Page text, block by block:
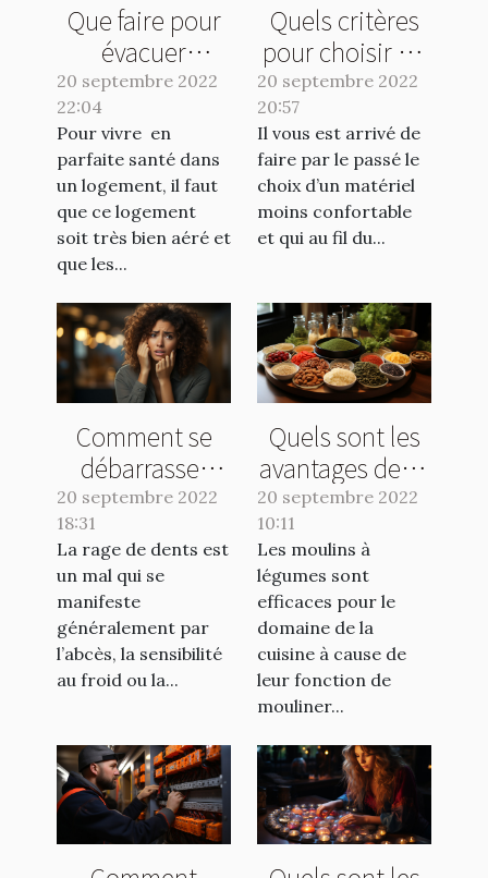
Que faire pour
évacuer
l'humidité de sa
maison ?
20 septembre 2022
22:04
Pour vivre en
parfaite santé dans
un logement, il faut
que ce logement
soit très bien aéré et
que les...
Quels critères
pour choisir un
bon matelas ?
20 septembre 2022
20:57
Il vous est arrivé de
faire par le passé le
choix d’un matériel
moins confortable
et qui au fil du...
Comment se
débarrasser
d'une rage de
20 septembre 2022
18:31
La rage de dents est
un mal qui se
manifeste
généralement par
l’abcès, la sensibilité
au froid ou la...
Quels sont les
avantages de se
servir d’un bon
légumes ?
20 septembre 2022
10:11
Les moulins à
légumes sont
efficaces pour le
domaine de la
cuisine à cause de
leur fonction de
mouliner...